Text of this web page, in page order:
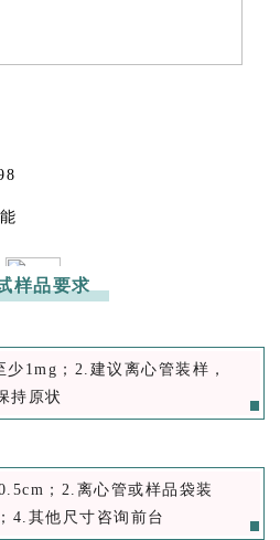
样品要求
1mg；2.建议离心管装样，
持原状
；2.离心管或样品袋装
4.其他尺寸咨询前台